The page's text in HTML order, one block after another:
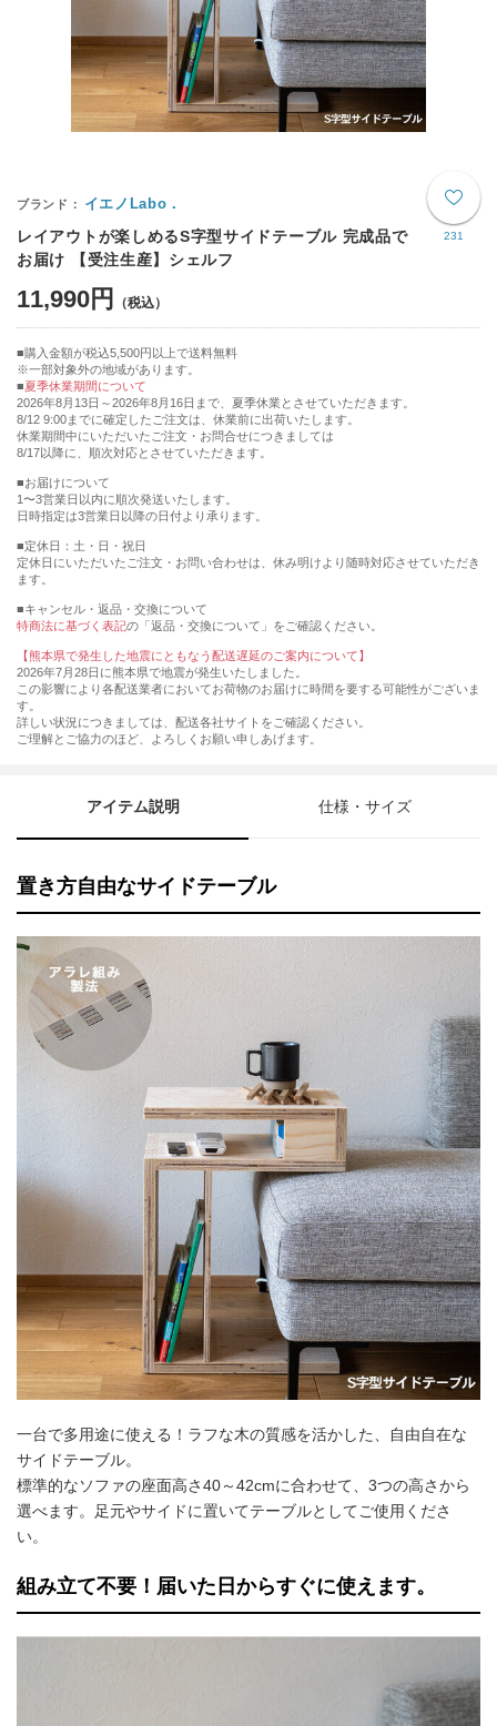
231
イエノLabo．
レイアウトが楽しめるS字型サイドテーブル 完成品で
お届け 【受注生産】シェルフ
11,990円
購入金額が税込5,500円以上で送料無料
※一部対象外の地域があります。
夏季休業期間について
2026年8月13日～2026年8月16日まで、夏季休業とさせていただきます。
8/12 9:00までに確定したご注文は、休業前に出荷いたします。
休業期間中にいただいたご注文・お問合せにつきましては
8/17以降に、順次対応とさせていただきます。
■お届けについて
1〜3営業日以内に順次発送いたします。
日時指定は3営業日以降の日付より承ります。
■定休日：土・日・祝日
定休日にいただいたご注文・お問い合わせは、休み明けより随時対応させていただき
ます。
■キャンセル・返品・交換について
特商法に基づく表記の「返品・交換について」をご確認ください。
【熊本県で発生した地震にともなう配送遅延のご案内について】
2026年7月28日に熊本県で地震が発生いたしました。
この影響により各配送業者においてお荷物のお届けに時間を要する可能性がございま
す。
詳しい状況につきましては、配送各社サイトをご確認ください。
ご理解とご協力のほど、よろしくお願い申しあげます。
アイテム説明 仕様・サイズ
置き方自由なサイドテーブル
一台で多用途に使える！ラフな木の質感を活かした、自由自在な
サイドテーブル。
標準的なソファの座面高さ40～42cmに合わせて、3つの高さから
選べます。足元やサイドに置いてテーブルとしてご使用くださ
い。
組み立て不要！届いた日からすぐに使えます。